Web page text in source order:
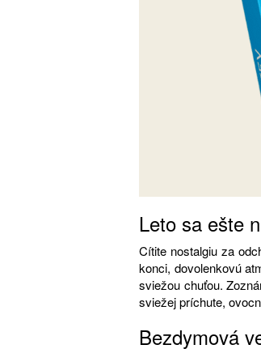
Leto sa ešte
Cítite nostalgiu za
konci, dovolenkovú
sviežou chuťou.
sviežej príchute,
Bezdymová